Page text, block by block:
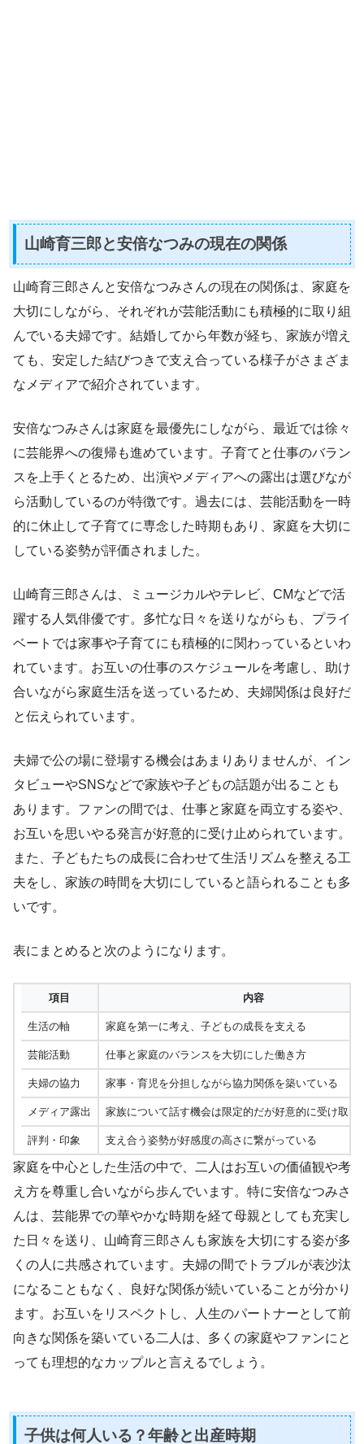
山崎育三郎と安倍なつみの現在の関係
山崎育三郎さんと安倍なつみさんの現在の関係は、家庭を
大切にしながら、それぞれが芸能活動にも積極的に取り組
んでいる夫婦です。結婚してから年数が経ち、家族が増え
ても、安定した結びつきで支え合っている様子がさまざま
なメディアで紹介されています。
安倍なつみさんは家庭を最優先にしながら、最近では徐々
に芸能界への復帰も進めています。子育てと仕事のバラン
スを上手くとるため、出演やメディアへの露出は選びなが
ら活動しているのが特徴です。過去には、芸能活動を一時
的に休止して子育てに専念した時期もあり、家庭を大切に
している姿勢が評価されました。
山崎育三郎さんは、ミュージカルやテレビ、CMなどで活
躍する人気俳優です。多忙な日々を送りながらも、プライ
ベートでは家事や子育てにも積極的に関わっているといわ
れています。お互いの仕事のスケジュールを考慮し、助け
合いながら家庭生活を送っているため、夫婦関係は良好だ
と伝えられています。
夫婦で公の場に登場する機会はあまりありませんが、イン
タビューやSNSなどで家族や子どもの話題が出ることも
あります。ファンの間では、仕事と家庭を両立する姿や、
お互いを思いやる発言が好意的に受け止められています。
また、子どもたちの成長に合わせて生活リズムを整える工
夫をし、家族の時間を大切にしていると語られることも多
いです。
表にまとめると次のようになります。
項目 内容
生活の軸 家庭を第一に考え、子どもの成長を支える
芸能活動 仕事と家庭のバランスを大切にした働き方
夫婦の協力 家事・育児を分担しながら協力関係を築いている
メディア露出 家族について話す機会は限定的だが好意的に受け取ら
評判・印象 支え合う姿勢が好感度の高さに繋がっている
家庭を中心とした生活の中で、二人はお互いの価値観や考
え方を尊重し合いながら歩んでいます。特に安倍なつみさ
んは、芸能界での華やかな時期を経て母親としても充実し
た日々を送り、山崎育三郎さんも家族を大切にする姿が多
くの人に共感されています。夫婦の間でトラブルが表沙汰
になることもなく、良好な関係が続いていることが分かり
ます。お互いをリスペクトし、人生のパートナーとして前
向きな関係を築いている二人は、多くの家庭やファンにと
っても理想的なカップルと言えるでしょう。
子供は何人いる？年齢と出産時期